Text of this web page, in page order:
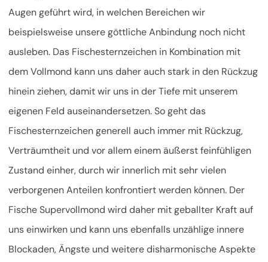
Augen geführt wird, in welchen Bereichen wir
beispielsweise unsere göttliche Anbindung noch nicht
ausleben. Das Fischesternzeichen in Kombination mit
dem Vollmond kann uns daher auch stark in den Rückzug
hinein ziehen, damit wir uns in der Tiefe mit unserem
eigenen Feld auseinandersetzen. So geht das
Fischesternzeichen generell auch immer mit Rückzug,
Verträumtheit und vor allem einem äußerst feinfühligen
Zustand einher, durch wir innerlich mit sehr vielen
verborgenen Anteilen konfrontiert werden können. Der
Fische Supervollmond wird daher mit geballter Kraft auf
uns einwirken und kann uns ebenfalls unzählige innere
Blockaden, Ängste und weitere disharmonische Aspekte